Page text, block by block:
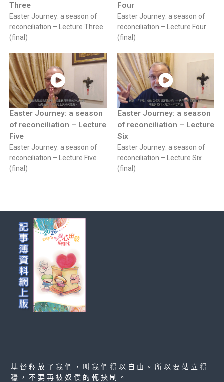
Three
Easter Journey: a season of
reconciliation – Lecture Three
(final)
Four
Easter Journey: a season of
reconciliation – Lecture Four
(final)
Easter Journey: a season
of reconciliation – Lecture
Five
Easter Journey: a season of
reconciliation – Lecture Five
(final)
Easter Journey: a season
of reconciliation – Lecture
Six
Easter Journey: a season of
reconciliation – Lecture Six
(final)
基 督 釋 放 了 我 們 ， 叫 我 們 得 以 自 由 。 所 以 要 站 立 得
穩 ， 不 要 再 被 奴 僕 的 軛 挾 制 。